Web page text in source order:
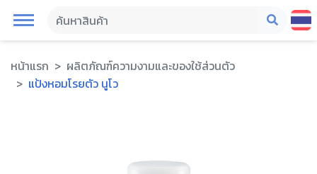
หน้าแรก
ผลิตภัณฑ์ความงามและของใช้ส่วนตัว
แป้งหอมโรยตัว นูโว